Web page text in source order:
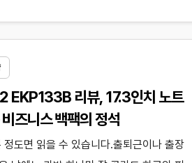
EKP133B 리뷰, 17.3인치 노트
즈니스 백팩의 정석
도면 읽을 수 있습니다.출퇴근이나 출장